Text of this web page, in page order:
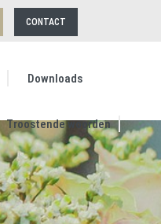
CONTACT
Downloads
Troostende woorden